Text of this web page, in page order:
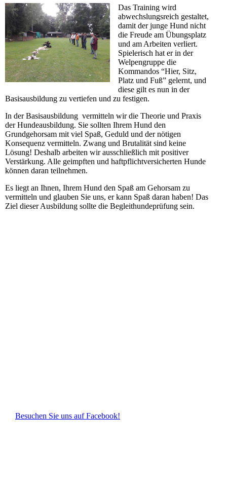
Das Training wird
abwechslungsreich gestaltet,
damit der junge Hund nicht
die Freude am Übungsplatz
und am Arbeiten verliert.
Spielerisch hat er in der
Welpengruppe die
Kommandos “Hier, Sitz,
Platz und Fuß” gelernt, und
diese gilt es nun in der
Basisausbildung zu vertiefen und zu festigen.
In der Basisausbildung vermitteln wir die Theorie und Praxis
der Hundeausbildung. Sie sollten Ihrem Hund den
Grundgehorsam mit viel Spaß, Geduld und der nötigen
Konsequenz vermitteln. Zwang und Brutalität sind keine
Lösung! Deshalb arbeiten wir ausschließlich mit positiver
Verstärkung. Alle geimpften und haftpflichtversicherten Hunde
können daran teilnehmen.
Es liegt an Ihnen, Ihrem Hund den Spaß am Gehorsam zu
vermitteln und glauben Sie uns, er kann Spaß daran haben! Das
Ziel dieser Ausbildung sollte die Begleithundeprüfung sein.
Besuchen Sie uns auf Facebook!